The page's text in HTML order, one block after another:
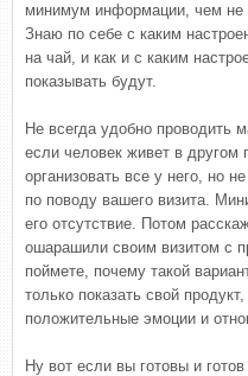
минимум информации, чем не
Знаю по себе с каким
на чай, и как и с каким
показывать будут.
Не всегда удобно проводить
если человек живет в другом
организовать все у него, но
по поводу вашего визита.
его отсутствие. Потом
ошарашили своим визитом с
поймете, почему такой
только показать свой
положительные эмоции и
Ну вот если вы готовы и